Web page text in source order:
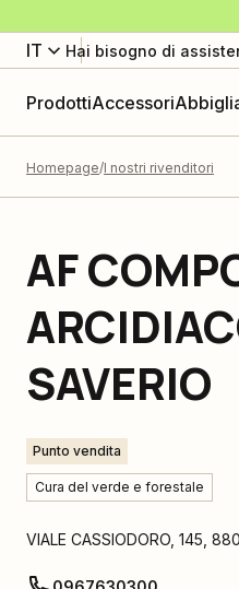
IT Hai bisogno di
ProdottiAccessori
Homepage I nostri rivenditori
AF
SAVERIO
Punto vendita
Cura del verde e forestale
VIALE CASSIODORO, 145